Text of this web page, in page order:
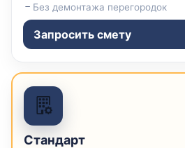
Без демонтажа перегородок
Запросить смету
Стандарт